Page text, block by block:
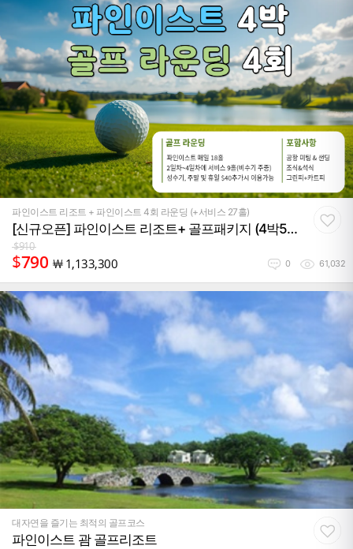
파인이스트 리조트 + 파인이스트 4회 라운딩 (+서비스 27홀)
[신규오픈] 파인이스트 리조트+ 골프패키지 (4박5
일)
$910
$790 ￦ 1,133,300 0 61,032
대자연을 즐기는 최적의 골프코스
파인이스트 괌 골프리조트